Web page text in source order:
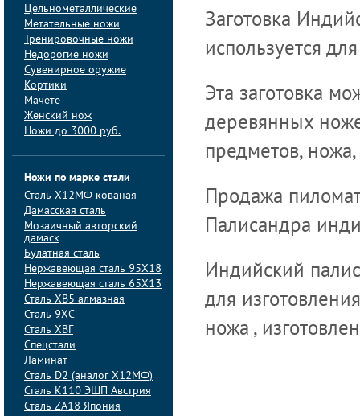
Цельнометаллические
Метательные ножи
Тренировочные ножи
Недорогие ножи
Сувенирное оружие
Кортики
Мачете
Женский нож
Ножи до 3000 руб.
Ножи по марке стали
Сталь Х12МФ кованая
Дамасская сталь
Мозаичный авторский
дамаск
Булатная сталь
Нержавеющая сталь 95Х18
Нержавеющая сталь 65Х13
Сталь ХВ5 алмазная
Сталь 9ХС
Сталь ХВГ
Спецстали
Ламинат
Сталь D2 (аналог Х12МФ)
Сталь K110 ЭШП Австрия
Сталь ZA18 Япония
Заготовка
используется
Эта заготовка
деревянных
предметов,
Продажа
Палисандра
Индийский
для
ножа ,